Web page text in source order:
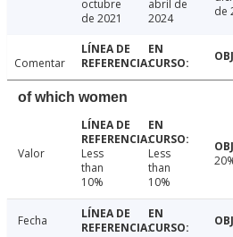
octubre
de 2021
abril de
2024
de
Comentar
of which women
Valor
Less
than
10%
Less
than
10%
Fecha